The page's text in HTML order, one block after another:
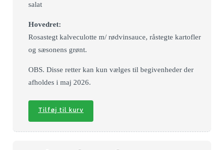
salat
Hovedret:
Rosastegt kalveculotte m/ rødvinsauce, råstegte kartofler
og sæsonens grønt.
OBS. Disse retter kan kun vælges til begivenheder der
afholdes i maj 2026.
Tilføj til kurv